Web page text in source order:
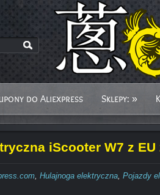
do Aliexpress Sklepy: »
iScooter W7 z EU
, Hulajnoga elektryczna, Pojazdy